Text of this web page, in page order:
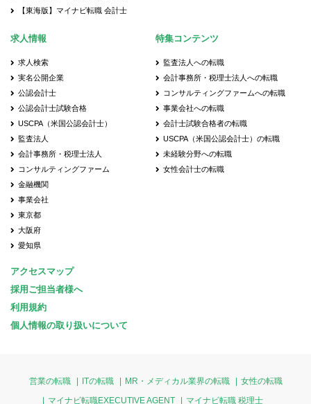
【東海版】マイナビ転職 会計士
求人情報
求人検索
実名公開企業
公認会計士
公認会計士試験合格
USCPA（米国公認会計士）
監査法人
会計事務所・税理士法人
コンサルティングファーム
金融機関
事業会社
東京都
大阪府
愛知県
特集コンテンツ
監査法人への転職
会計事務所・税理士法人への転職
コンサルティングファームへの転職
事業会社への転職
会計士試験合格者の転職
USCPA（米国公認会計士）の転職
未経験分野への転職
女性会計士の転職
アクセスマップ
採用ご担当者様へ
利用規約
個人情報の取り扱いについて
営業の転職 ITの転職 MR・メディカル業界の転職
女性の転職
マイナビ転職EXECUTIVE AGENT
マイナビ転職 税理士